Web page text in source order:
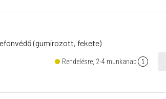
(gumírozott, fekete)
Rendelésre, 2-4 munkanapinfo